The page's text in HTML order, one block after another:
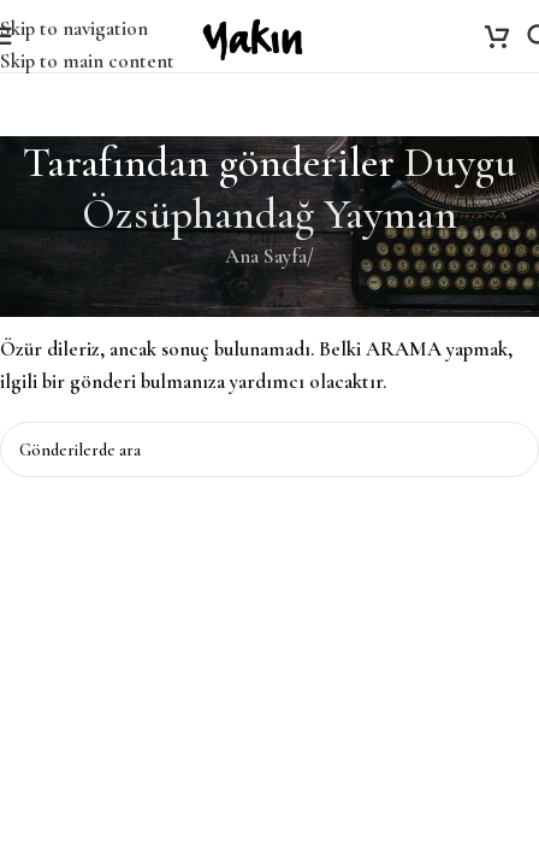
Skip to navigation
Skip to main content
Tarafından gönderiler Duygu
Özsüphandağ Yayman
Ana Sayfa/
Özür dileriz, ancak sonuç bulunamadı. Belki ARAMA yapmak,
ilgili bir gönderi bulmanıza yardımcı olacaktır.